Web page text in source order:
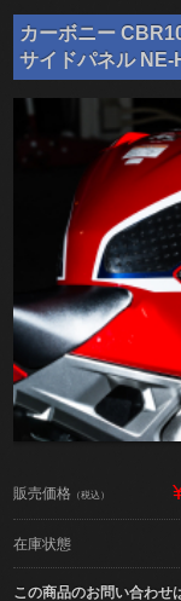
カーボニー
サイドパネル NE-
販売価格 （税込）
在庫状態
この商品のお問い合わせ